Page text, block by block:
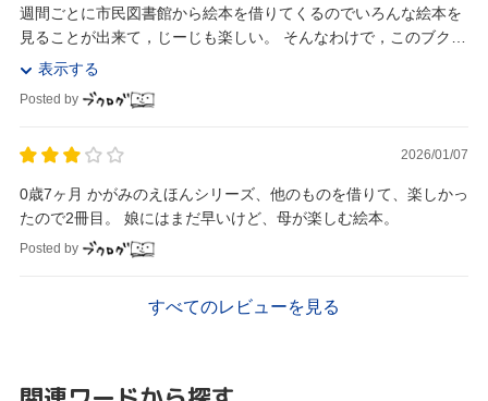
週間ごとに市民図書館から絵本を借りてくるのでいろんな絵本を
見ることが出来て，じーじも楽しい。 そんなわけで，このブクロ
グにも，急に幼児向けの図書が増えている...
表示する
Posted by
2026/01/07
0歳7ヶ月 かがみのえほんシリーズ、他のものを借りて、楽しかっ
たので2冊目。 娘にはまだ早いけど、母が楽しむ絵本。
Posted by
すべてのレビューを見る